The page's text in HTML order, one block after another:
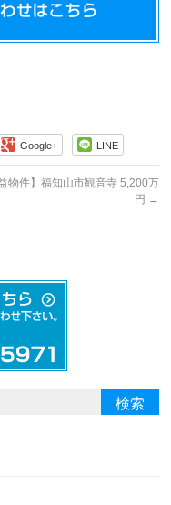
Google+ LINE
益物件】福知山市観音寺 5,200万
円 →